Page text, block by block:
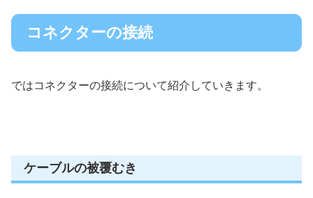
コネクターの接続
ではコネクターの接続について紹介していきます。
ケーブルの被覆むき